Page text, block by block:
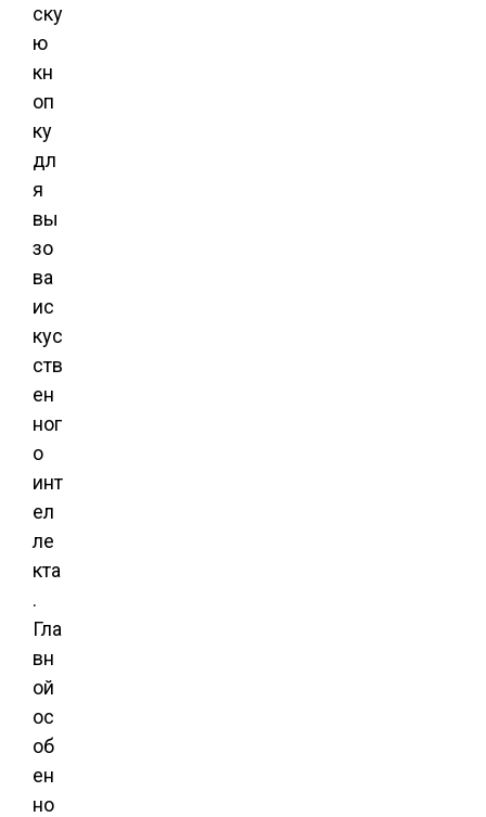
ску
ю
кн
оп
ку
дл
я
вы
зо
ва
ис
кус
ств
ен
ног
о
инт
ел
ле
кта
.
Гла
вн
ой
ос
об
ен
но